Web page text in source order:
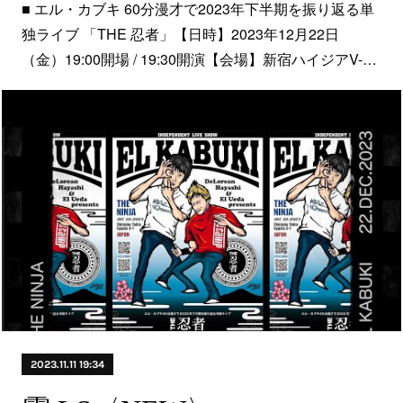
■ エル・カブキ 60分漫才で2023年下半期を振り返る単
独ライブ 「THE 忍者」【日時】2023年12月22日
（金）19:00開場 / 19:30開演【会場】新宿ハイジアV-…
2023.11.11 19:34